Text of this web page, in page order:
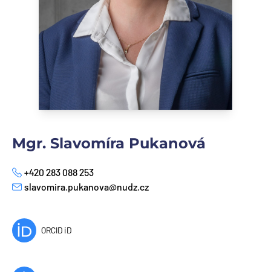
Mgr. Slavomíra Pukanová
Phone
+420 283 088 253
E-mail
slavomira.pukanova@nudz.cz
ORCID iD